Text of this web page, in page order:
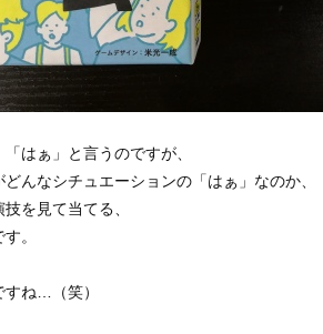
はぁ」と言うのですが、
んなシチュエーションの「はぁ」なのか、
を見て当てる、
。
ね…（笑）